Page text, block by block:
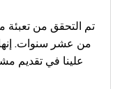
تم التحقق من تعبئة
من عشر سنوات. إنها
علينا في تقديم